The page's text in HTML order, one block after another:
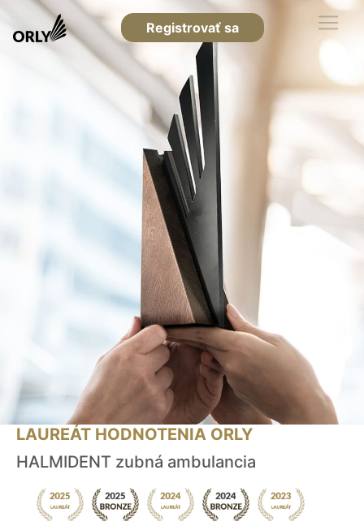
Registrovať sa
LAUREÁT HODNOTENIA ORLY
HALMIDENT zubná ambulancia